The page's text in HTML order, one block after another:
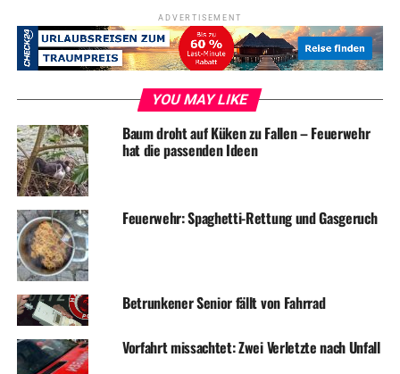
UP NEXT
65-Jähriger fährt gegen Mauer
Feuerwehr musste „Bergsteiger“ am See retten
ADVERTISEMENT
YOU MAY LIKE
Baum droht auf Küken zu Fallen – Feuerwehr
hat die passenden Ideen
Feuerwehr: Spaghetti-Rettung und Gasgeruch
Betrunkener Senior fällt von Fahrrad
Vorfahrt missachtet: Zwei Verletzte nach Unfall